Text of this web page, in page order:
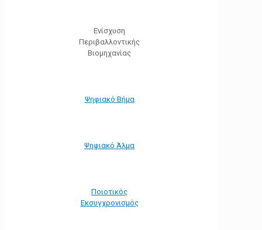
Ενίσχυση
Περιβαλλοντικής
Βιομηχανίας
Ψηφιακό Βήμα
Ψηφιακό Άλμα
Ποιοτικός
Εκσυγχρονισμός